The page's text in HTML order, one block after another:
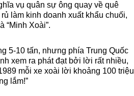
vụ quân sự ông quay về quê
làm kinh doanh xuất khẩu chuối,
“Minh Xoài”.
5-10 tấn, nhưng phía Trung Quốc
xem ra phát đạt bởi lời rất nhiều,
mỗi xe xoài lời khoảng 100 triệu
lắm!”